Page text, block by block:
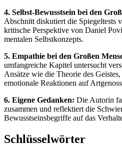
4. Selbst-Bewusstsein bei den
Abschnitt diskutiert die Spiegeltests
kritische Perspektive von Daniel
mentalen Selbstkonzepts.
5. Empathie bei den Großen
umfangreiche Kapitel untersucht
Ansätze wie die Theorie des
emotionale Reaktionen auf
6. Eigene Gedanken: Die Autorin
zusammen und reflektiert die
Bewusstseinsbegriffe auf das
Schlüsselwörter